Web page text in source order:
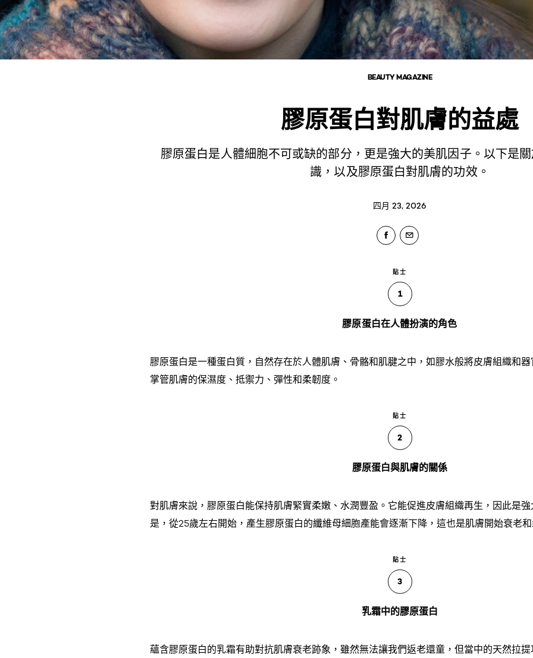
BEAUTY MAGAZINE
膠原蛋白對肌膚的益處
膠原蛋白是人體細胞不可或缺的部分，更是強大的美肌因子。以下是
識，以及膠原蛋白對肌膚的功效。
四月 23, 2026
貼士
1
膠原蛋白在人體扮演的角色
膠原蛋白是一種蛋白質，自然存在於人體肌膚、骨骼和肌腱之中，如膠水般將皮膚組織和
掌管肌膚的保濕度、抵禦力、彈性和柔韌度。
貼士
2
膠原蛋白與肌膚的關係
對肌膚來說，膠原蛋白能保持肌膚緊實柔嫩、水潤豐盈。它能促進皮膚組織再生，因此是
是，從25歲左右開始，產生膠原蛋白的纖維母細胞產能會逐漸下降，這也是肌膚開始衰老
貼士
3
乳霜中的膠原蛋白
蘊含膠原蛋白的乳霜有助對抗肌膚衰老跡象，雖然無法讓我們返老還童，但當中的天然拉